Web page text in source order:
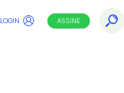
LOGIN ASSINE